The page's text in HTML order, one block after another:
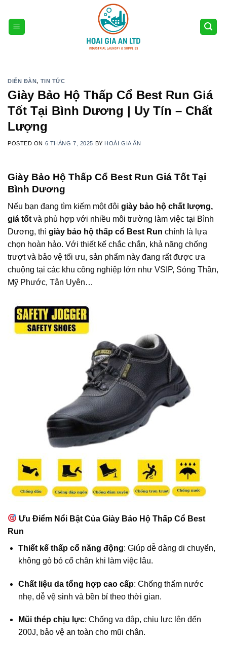
content
DIỄN ĐÀN, TIN TỨC
Giày Bảo Hộ Thấp Cổ Best Run Giá
Tốt Tại Bình Dương | Uy Tín – Chất
Lượng
POSTED ON 6 THÁNG 7, 2025 BY HOÀI GIA ÂN
Giày Bảo Hộ Thấp Cổ Best Run Giá Tốt Tại
Bình Dương
Nếu bạn đang tìm kiếm một đôi giày bảo hộ chất lượng,
giá tốt và phù hợp với nhiều môi trường làm việc tại Bình
Dương, thì giày bảo hộ thấp cổ Best Run chính là lựa
chọn hoàn hảo. Với thiết kế chắc chắn, khả năng chống
trượt và bảo vệ tối ưu, sản phẩm này đang rất được ưa
chuộng tại các khu công nghiệp lớn như VSIP, Sóng Thần,
Mỹ Phước, Tân Uyên…
Ưu Điểm Nổi Bật Của Giày Bảo Hộ Thấp Cổ Best
Run
Thiết kế thấp cổ năng động: Giúp dễ dàng di chuyển,
không gò bó cổ chân khi làm việc lâu.
Chất liệu da tổng hợp cao cấp: Chống thấm nước
nhẹ, dễ vệ sinh và bền bỉ theo thời gian.
Mũi thép chịu lực: Chống va đập, chịu lực lên đến
200J, bảo vệ an toàn cho mũi chân.